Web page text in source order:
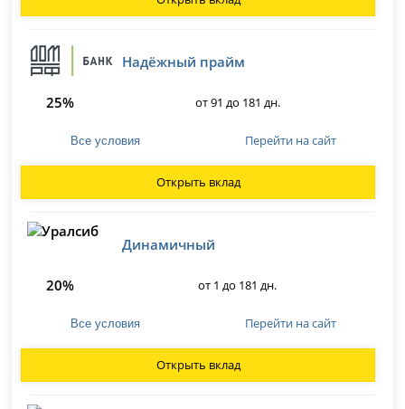
Надёжный прайм
25% от 91 до 181 дн.
Все условия Перейти на сайт
Открыть вклад
Динамичный
20% от 1 до 181 дн.
Все условия Перейти на сайт
Открыть вклад